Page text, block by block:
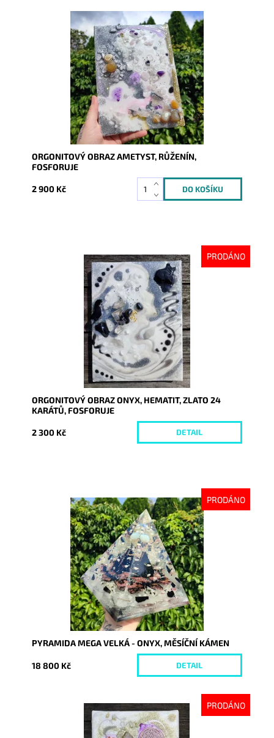
Dostupnost:
Skladem
7325
ORGONITOVÝ OBRAZ AMETYST, RŮŽENÍN,
FOSFORUJE
2 900 Kč
PRODÁNO
Vyprodáno
7326
ORGONITOVÝ OBRAZ ONYX, HEMATIT, ZLATO 24
KARÁTŮ, FOSFORUJE
2 300 Kč DETAIL
PRODÁNO
Dostupnost:
Vyprodáno
7320
PYRAMIDA MEGA VELKÁ - ONYX, MĚSÍČNÍ KÁMEN
18 800 Kč DETAIL
PRODÁNO
Vyprodáno